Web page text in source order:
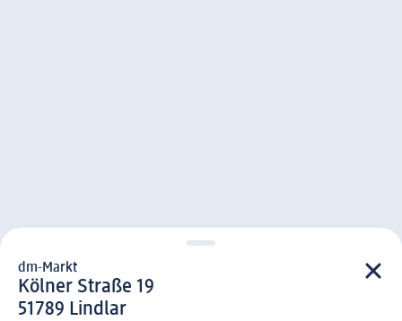
d m-Markt
dm-Markt
Kölner Straße 19
5 1 7 8 9
51789 Lindlar